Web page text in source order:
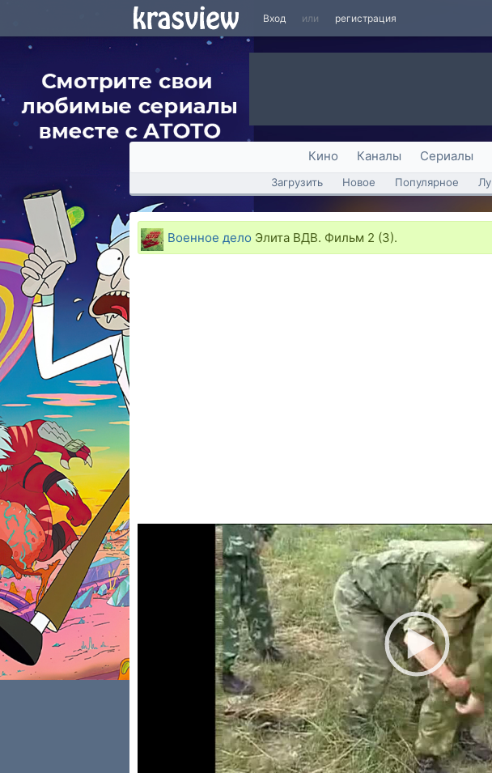
Вход или регистрация
Кино Каналы Сериалы
Загрузить Новое Популярное
Военное дело Элита ВДВ. Фильм 2 (3).